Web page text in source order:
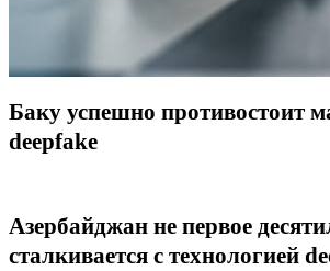
Баку успешно противостоит
deepfake
Азербайджан не первое
сталкивается с технологией